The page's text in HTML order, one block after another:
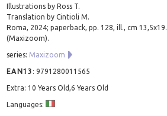
Illustrations by Ross T.
Translation by Cintioli M.
Roma, 2024; paperback, pp. 128, ill., cm 13,5x19.
(Maxizoom).
series: Maxizoom
EAN13 :9791280011565
Extra: 10 Years Old,6 Years Old
Languages: